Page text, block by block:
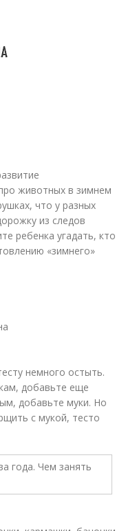
животных в зимнем
что у разных
из следов
ребенка угадать, кто
«зимнего»
немного остыть.
добавьте еще
добавьте муки. Но
с мукой, тесто